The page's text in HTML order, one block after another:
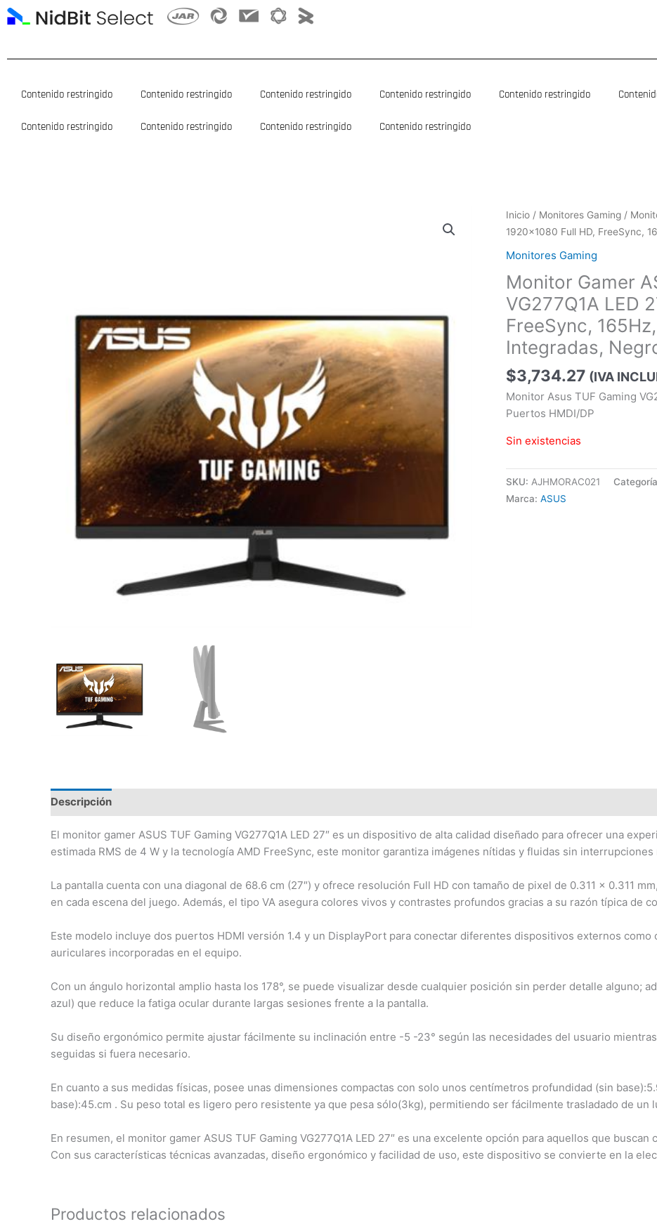
al
Contenido restringido Contenido restringido Contenido restringido Contenido restringido Contenido restringido
Contenido restringido Contenido restringido Contenido restringido Contenido restringido
Inicio / Monitores Gaming /
1920×1080 Full HD, FreeSync,
Monitores Gaming
Monitor Gamer
VG277Q1A LED
FreeSync,
Integradas,
$3,734.27 (IVA
Monitor Asus TUF Gaming
Puertos HMDI/DP
Sin existencias
SKU: AJHMORAC021
Marca: ASUS
Descripción
El monitor gamer ASUS TUF Gaming VG277Q1A LED 27″ es un dispositivo de alta calidad diseñado para ofrecer una
estimada RMS de 4 W y la tecnología AMD FreeSync, este monitor garantiza imágenes nítidas y fluidas sin interrupciones
La pantalla cuenta con una diagonal de 68.6 cm (27″) y ofrece resolución Full HD con tamaño de pixel de 0.311 x 0.311
en cada escena del juego. Además, el tipo VA asegura colores vivos y contrastes profundos gracias a su razón típica de
Este modelo incluye dos puertos HDMI versión 1.4 y un DisplayPort para conectar diferentes dispositivos externos como
auriculares incorporadas en el equipo.
Con un ángulo horizontal amplio hasta los 178°, se puede visualizar desde cualquier posición sin perder detalle alguno;
azul) que reduce la fatiga ocular durante largas sesiones frente a la pantalla.
Su diseño ergonómico permite ajustar fácilmente su inclinación entre -5 -23° según las necesidades del usuario
seguidas si fuera necesario.
En cuanto a sus medidas físicas, posee unas dimensiones compactas con solo unos centímetros profundidad (sin
base):45.cm . Su peso total es ligero pero resistente ya que pesa sólo(3kg), permitiendo ser fácilmente trasladado de un
En resumen, el monitor gamer ASUS TUF Gaming VG277Q1A LED 27″ es una excelente opción para aquellos que
Con sus características técnicas avanzadas, diseño ergonómico y facilidad de uso, este dispositivo se convierte en la
Productos relacionados